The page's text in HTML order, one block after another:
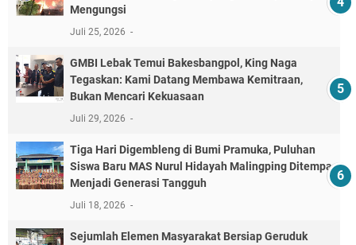
Mengungsi
Juli 25, 2026
GMBI Lebak Temui Bakesbangpol, King Naga
Tegaskan: Kami Datang Membawa Kemitraan,
Bukan Mencari Kekuasaan
Juli 29, 2026
Tiga Hari Digembleng di Bumi Pramuka, Puluhan
Siswa Baru MAS Nurul Hidayah Malingping Ditempa
Menjadi Generasi Tangguh
Juli 18, 2026
Sejumlah Elemen Masyarakat Bersiap Geruduk